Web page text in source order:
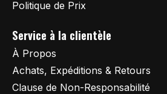
Politique de Prix
Service à la clientèle
À Propos
Achats, Expéditions & Retours
Clause de Non-Responsabilité